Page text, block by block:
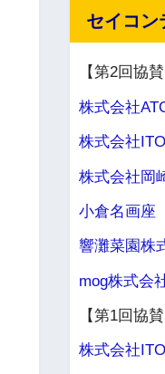
セイコン
【第2回協賛
株式会社
株式会社
株式会社岡
小倉名画座
響灘菜園株
mog株式会
【第1回協賛
株式会社